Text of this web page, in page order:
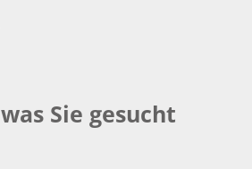
Sie gesucht